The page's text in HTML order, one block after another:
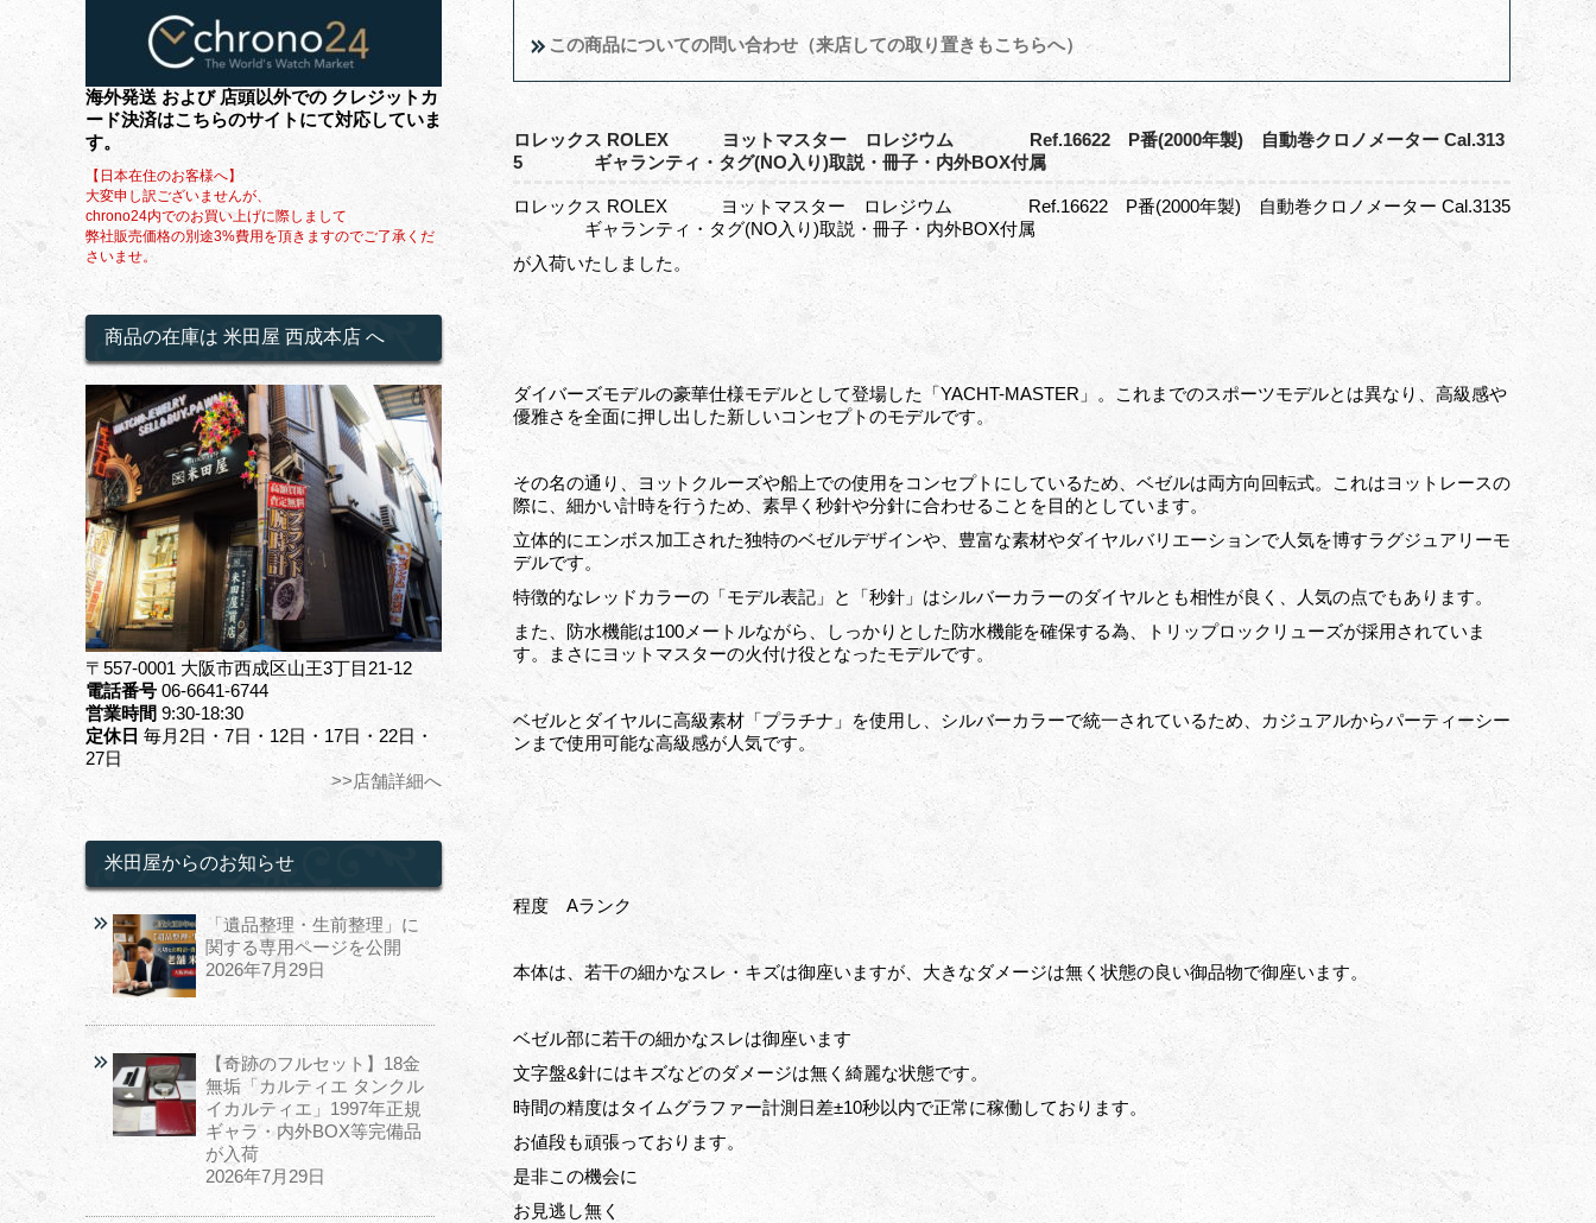
この商品についての問い合わせ（来店しての取り置きもこちらへ）
ロレックス ROLEX ヨットマスター ロレジウム Ref.16622 P番(2000年製) 自動巻クロノメーター Cal.313
5 ギャランティ・タグ(NO入り)取説・冊子・内外BOX付属
ロレックス ROLEX ヨットマスター ロレジウム Ref.16622 P番(2000年製) 自動巻クロノメーター Cal.3135
ギャランティ・タグ(NO入り)取説・冊子・内外BOX付属
が入荷いたしました。
ダイバーズモデルの豪華仕様モデルとして登場した「YACHT-MASTER」。これまでのスポーツモデルとは異なり、高級感や
優雅さを全面に押し出した新しいコンセプトのモデルです。
その名の通り、ヨットクルーズや船上での使用をコンセプトにしているため、ベゼルは両方向回転式。これはヨットレースの
際に、細かい計時を行うため、素早く秒針や分針に合わせることを目的としています。
立体的にエンボス加工された独特のベゼルデザインや、豊富な素材やダイヤルバリエーションで人気を博すラグジュアリーモ
デルです。
特徴的なレッドカラーの「モデル表記」と「秒針」はシルバーカラーのダイヤルとも相性が良く、人気の点でもあります。
また、防水機能は100メートルながら、しっかりとした防水機能を確保する為、トリップロックリューズが採用されていま
す。まさにヨットマスターの火付け役となったモデルです。
ベゼルとダイヤルに高級素材「プラチナ」を使用し、シルバーカラーで統一されているため、カジュアルからパーティーシー
ンまで使用可能な高級感が人気です。
程度 Aランク
本体は、若干の細かなスレ・キズは御座いますが、大きなダメージは無く状態の良い御品物で御座います。
ベゼル部に若干の細かなスレは御座います
文字盤&針にはキズなどのダメージは無く綺麗な状態です。
時間の精度はタイムグラファー計測日差±10秒以内で正常に稼働しております。
お値段も頑張っております。
是非この機会に
お見逃し無く
海外発送 および 店頭以外での クレジットカ
ード決済はこちらのサイトにて対応していま
す。
【日本在住のお客様へ】
大変申し訳ございませんが、
chrono24内でのお買い上げに際しまして
弊社販売価格の別途3%費用を頂きますのでご了承くだ
さいませ。
商品の在庫は 米田屋 西成本店 へ
〒557-0001 大阪市西成区山王3丁目21-12
電話番号 06-6641-6744
営業時間 9:30-18:30
定休日 毎月2日・7日・12日・17日・22日・
27日
>>店舗詳細へ
米田屋からのお知らせ
「遺品整理・生前整理」に
関する専用ページを公開
2026年7月29日
【奇跡のフルセット】18金
無垢「カルティエ タンクル
イカルティエ」1997年正規
ギャラ・内外BOX等完備品
が入荷
2026年7月29日